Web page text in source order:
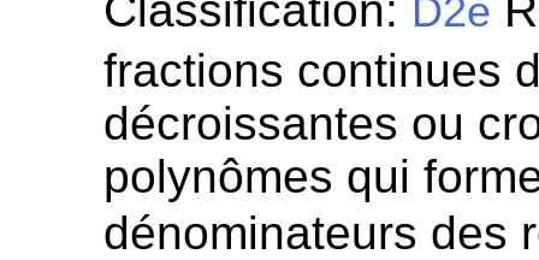
D2e
fractions continues
décroissantes ou
polynômes qui
dénominateurs des